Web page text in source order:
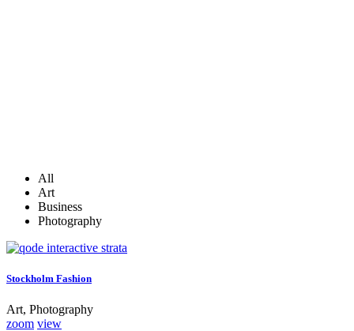
All
Art
Business
Photography
Stockholm Fashion
Art, Photography
zoom view